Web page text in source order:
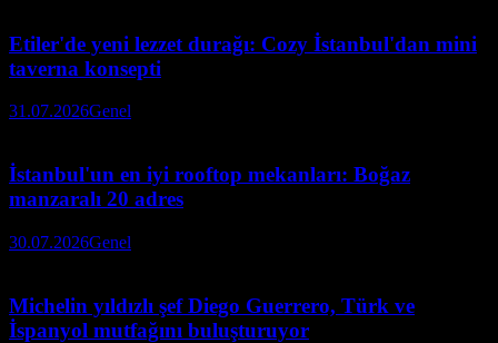
Etiler'de yeni lezzet durağı: Cozy İstanbul'dan mini
taverna konsepti
31.07.2026Genel
İstanbul'un en iyi rooftop mekanları: Boğaz
manzaralı 20 adres
30.07.2026Genel
Michelin yıldızlı şef Diego Guerrero, Türk ve
İspanyol mutfağını buluşturuyor